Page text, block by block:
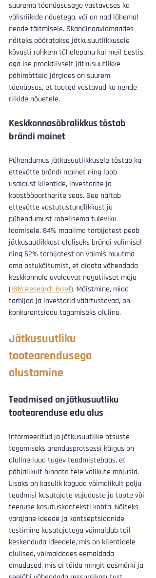
suurema tõenäosusega vastavuses ka
välisriikide nõuetega, või on nad lähemal
nende täitmisele. Skandinaaviamaades
näiteks pööratakse jätkusuutlikkusele
kõvasti rohkem tähelepanu kui meil Eestis,
aga ise proaktiivselt jätkusuutlikke
põhimõtteid järgides on suurem
tõenäosus, et tooted vastavad ka nende
riikide nõuetele.
Keskkonnasõbralikkus tõstab
brändi mainet
Pühendumus jätkusuutlikkusele tõstab ka
ettevõtte brändi mainet ning loob
usaldust klientide, investorite ja
koostööpartnerite seas. See näitab
ettevõtte vastutustundlikkust ja
pühendumust rohelisema tuleviku
loomisele. 84% maailma tarbijatest peab
jätkusuutlikkust oluliseks brändi valimisel
ning 62% tarbijatest on valmis muutma
oma ostukäitumist, et aidata vähendada
keskkonnale avalduvat negatiivset mõju
(IBM Research Brief). Mõistmine, mida
tarbijad ja investorid väärtustavad, on
konkurentsiedu tagamiseks oluline.
Jätkusuutliku
tootearendusega
alustamine
Teadmised on jätkusuutliku
tootearenduse edu alus
Informeeritud ja jätkusuutlike otsuste
tegemiseks arendusprotsessi käigus on
oluline luua tugev teadmistebaas, et
põhjalikult hinnata teie valikute mõjusid.
Lisaks on kasulik koguda võimalikult palju
teadmisi kasutajate vajaduste ja toote või
teenuse kasutuskonteksti kohta. Näiteks
varajane ideede ja kontseptsioonide
testimine kasutajatega võimaldab teil
keskenduda ideedele, mis on klientidele
olulised, võimaldades eemaldada
omadused, mis ei täida mingit eesmärki ja